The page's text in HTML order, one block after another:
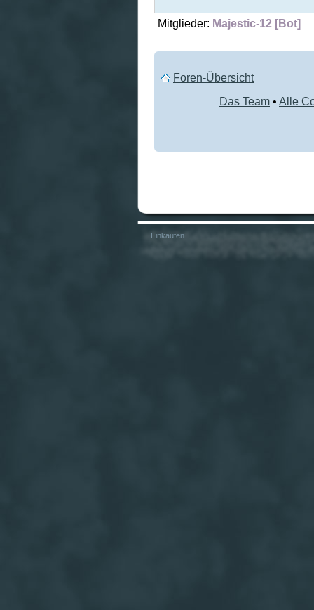
Mitglieder: Majestic-12 [Bot]
Foren-Übersicht
Das Team • Alle
Einkaufen